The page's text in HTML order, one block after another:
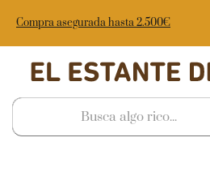
Compra asegurada hasta 2.500€